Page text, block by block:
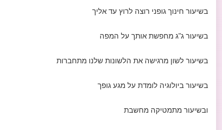
בשיעור חינוך גופני רוצה לרוץ עד אליך
בשיעור ג"ג מחפשת אותך על המפה
בשיעור לשון מרגישה את הלשונות שלנו מתחברות
בשיעור ביולוגיה לומדת על מגע גופך
ובשיעור מתמטיקה מחשבת